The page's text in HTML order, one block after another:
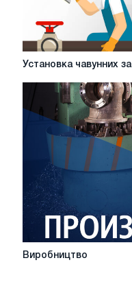
Установка
засувок
Установка чавунних
Виробництво
Виробництво